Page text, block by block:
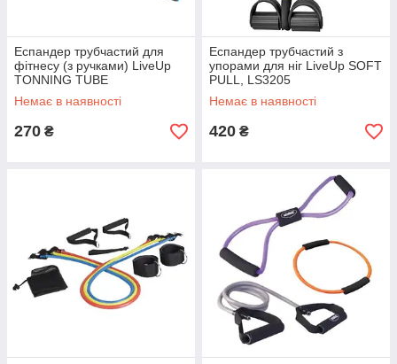
Еспандер трубчастий для
фітнесу (з ручками) LiveUp
TONNING TUBE
Немає в наявності
270 ₴
Еспандер трубчастий з
упорами для ніг LiveUp SOFT
PULL, LS3205
Немає в наявності
420 ₴